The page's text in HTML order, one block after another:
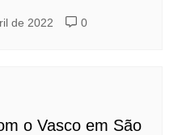
de 2022 0
o Vasco em São